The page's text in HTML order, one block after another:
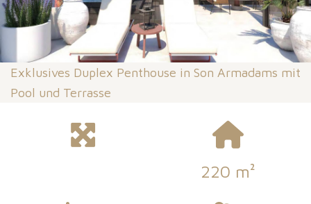
Exklusives Duplex Penthouse in Son Armadams mit
Pool und Terrasse
220 m²